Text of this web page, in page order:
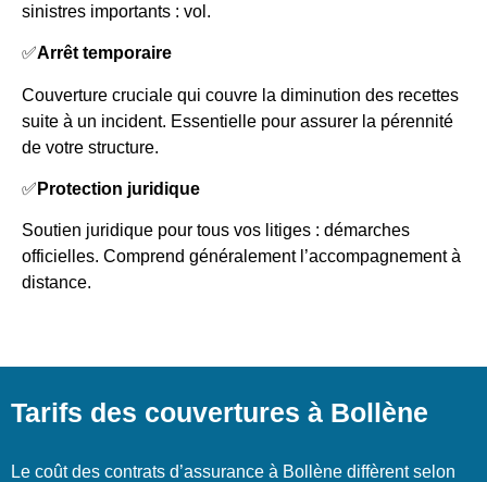
sinistres importants : vol.
✅Arrêt temporaire
Couverture cruciale qui couvre la diminution des recettes
suite à un incident. Essentielle pour assurer la pérennité
de votre structure.
✅ Protection juridique
Soutien juridique pour tous vos litiges : démarches
officielles. Comprend généralement l’accompagnement à
distance.
Tarifs des couvertures à Bollène
Le coût des contrats d’assurance à Bollène diffèrent selon